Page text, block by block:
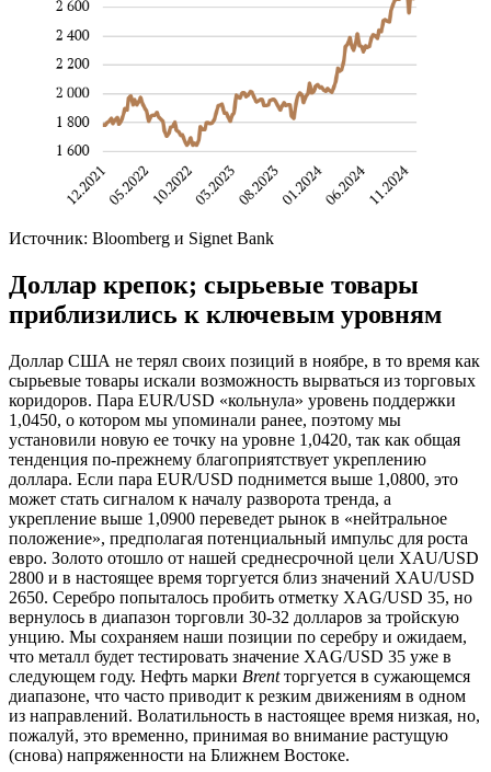
Источник: Bloomberg и Signet Bank
Доллар крепок; сырьевые товары
приблизились к ключевым уровням
Доллар США не терял своих позиций в ноябре, в то время как
сырьевые товары искали возможность вырваться из торговых
коридоров. Пара EUR/USD «кольнула» уровень поддержки
1,0450, о котором мы упоминали ранее, поэтому мы
установили новую ее точку на уровне 1,0420, так как общая
тенденция по-прежнему благоприятствует укреплению
доллара. Если пара EUR/USD поднимется выше 1,0800, это
может стать сигналом к началу разворота тренда, а
укрепление выше 1,0900 переведет рынок в «нейтральное
положение», предполагая потенциальный импульс для роста
евро. Золото отошло от нашей среднесрочной цели XAU/USD
2800 и в настоящее время торгуется близ значений XAU/USD
2650. Серебро попыталось пробить отметку XAG/USD 35, но
вернулось в диапазон торговли 30-32 долларов за тройскую
унцию. Мы сохраняем наши позиции по серебру и ожидаем,
что металл будет тестировать значение XAG/USD 35 уже в
следующем году. Нефть марки Brentторгуется в сужающемся
диапазоне, что часто приводит к резким движениям в одном
из направлений. Волатильность в настоящее время низкая, но,
пожалуй, это временно, принимая во внимание растущую
(снова) напряженности на Ближнем Востоке.